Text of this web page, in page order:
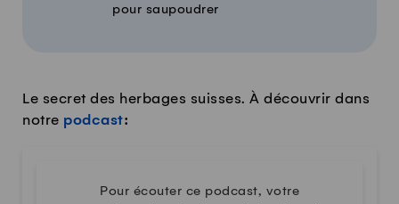
pour saupoudrer
Le secret des herbages suisses. À découvrir dans
notre podcast:
Pour écouter ce podcast, votre